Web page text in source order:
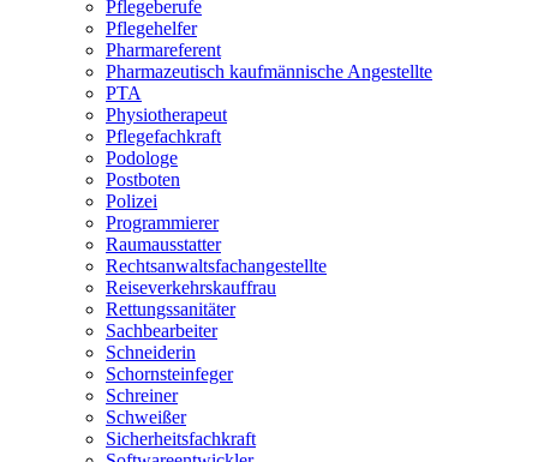
Pflegeberufe
Pflegehelfer
Pharmareferent
Pharmazeutisch kaufmännische Angestellte
PTA
Physiotherapeut
Pflegefachkraft
Podologe
Postboten
Polizei
Programmierer
Raumausstatter
Rechtsanwaltsfachangestellte
Reiseverkehrskauffrau
Rettungssanitäter
Sachbearbeiter
Schneiderin
Schornsteinfeger
Schreiner
Schweißer
Sicherheitsfachkraft